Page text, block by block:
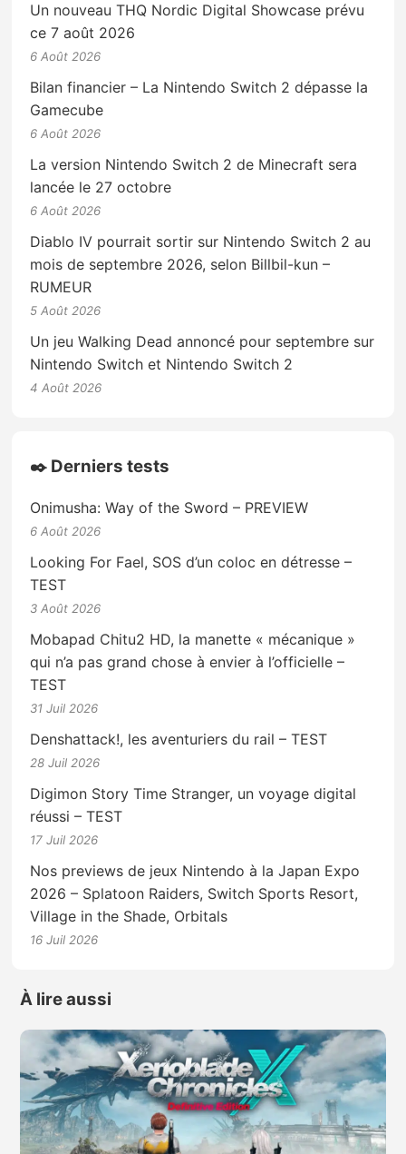
Un nouveau THQ Nordic Digital Showcase prévu
ce 7 août 2026
6 Août 2026
Bilan financier – La Nintendo Switch 2 dépasse la
Gamecube
6 Août 2026
La version Nintendo Switch 2 de Minecraft sera
lancée le 27 octobre
6 Août 2026
Diablo IV pourrait sortir sur Nintendo Switch 2 au
mois de septembre 2026, selon Billbil-kun –
RUMEUR
5 Août 2026
Un jeu Walking Dead annoncé pour septembre sur
Nintendo Switch et Nintendo Switch 2
4 Août 2026
✒️ Derniers tests
Onimusha: Way of the Sword – PREVIEW
6 Août 2026
Looking For Fael, SOS d’un coloc en détresse –
TEST
3 Août 2026
Mobapad Chitu2 HD, la manette « mécanique »
qui n’a pas grand chose à envier à l’officielle –
TEST
31 Juil 2026
Denshattack!, les aventuriers du rail – TEST
28 Juil 2026
Digimon Story Time Stranger, un voyage digital
réussi – TEST
17 Juil 2026
Nos previews de jeux Nintendo à la Japan Expo
2026 – Splatoon Raiders, Switch Sports Resort,
Village in the Shade, Orbitals
16 Juil 2026
À lire aussi